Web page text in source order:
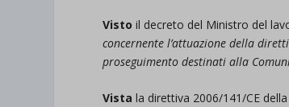
Vistoil decreto del Ministro del
concernente l’attuazione della
proseguimento destinati alla
Vista la direttiva 2006/141/CE